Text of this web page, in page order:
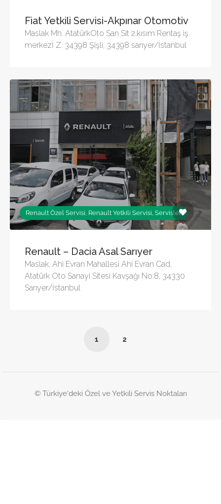
Fiat Yetkili Servisi-Akpınar Otomotiv
Maslak Mh. AtatürkOto San Sit 2.kısım Rentaş iş
merkezİ Z. 34398 Şişli, 34398 sarıyer/İstanbul
Renault Özel Servisi, Renault Yetkili Servisi, Servisler
Renault – Dacia Asal Sarıyer
Maslak, Ahi Evran Mahallesi Ahi Evran Cad,
Atatürk Oto Sanayi Sitesi Kavşağı No:8, 34330
Sarıyer/İstanbul
1 2
© Türkiye'deki Özel ve Yetkili Servis Noktaları